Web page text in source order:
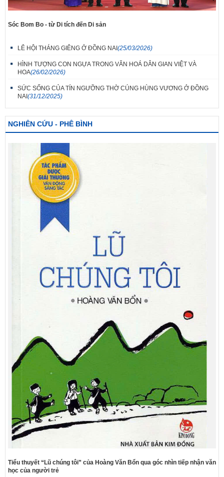
Sóc Bom Bo - từ Di tích đến Di sản
LỄ HỘI THÁNG GIÊNG Ở ĐỒNG NAI(25/03/2026)
HÌNH TƯỢNG CON NGỰA TRONG VĂN HOÁ DÂN GIAN VIỆT VÀ
HOA(26/02/2026)
SỨC SỐNG CỦA TÍN NGƯỠNG THỜ CÚNG HÙNG VƯƠNG Ở ĐỒNG
NAI(31/12/2025)
NGHIÊN CỨU - PHÊ BÌNH
Tiểu thuyết “Lũ chúng tôi” của Hoàng Văn Bổn qua góc nhìn tiếp nhận văn
học của người trẻ